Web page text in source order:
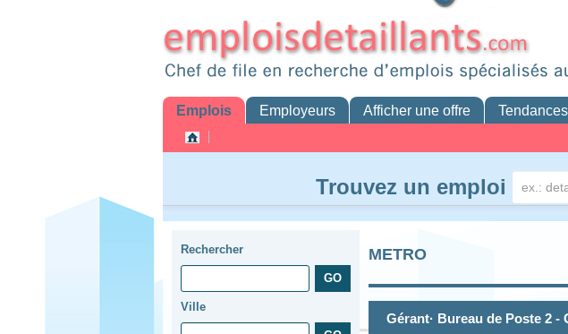
Emplois Employeurs Afficher une offre Tendances
Trouvez un emploi
Rechercher
Ville
METRO
Gérant· Bureau de Poste 2 -